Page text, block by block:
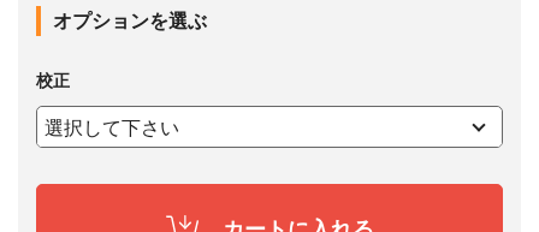
オプションを選ぶ
校正